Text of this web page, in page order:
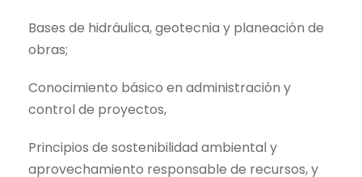
Bases de hidráulica, geotecnia y planeación de
obras;
Conocimiento básico en administración y
control de proyectos,
Principios de sostenibilidad ambiental y
aprovechamiento responsable de recursos, y